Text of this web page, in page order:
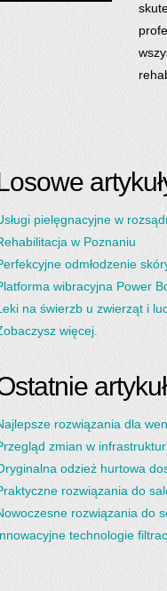
pielęgnacyjne w
w Poznaniu
odmłodzenie
wibracyjna Power
na świerzb u zwierząt i
więcej.
rozwiązania dla
zmian w
odzież hurtowa
rozwiązania do
rozwiązania do
technologie